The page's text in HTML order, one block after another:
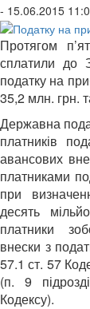
- 15.06.2015
Протягом
сплатили до
податку на
35,2 млн. грн.
Державна
платників
авансових
платниками
при
десять
платники
внески з
57.1 ст. 57
(п. 9
Кодексу).